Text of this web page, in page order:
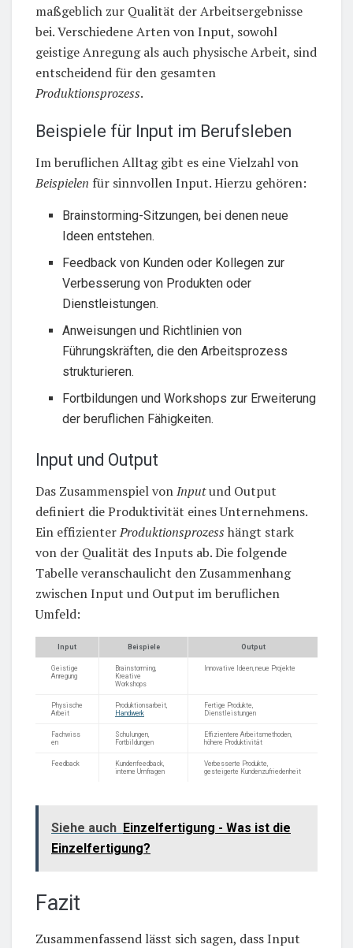
maßgeblich zur Qualität der Arbeitsergebnisse
bei. Verschiedene Arten von Input, sowohl
geistige Anregung als auch physische Arbeit, sind
entscheidend für den gesamten
Produktionsprozess.
Beispiele für Input im Berufsleben
Im beruflichen Alltag gibt es eine Vielzahl von
Beispielen für sinnvollen Input. Hierzu gehören:
Brainstorming-Sitzungen, bei denen neue
Ideen entstehen.
Feedback von Kunden oder Kollegen zur
Verbesserung von Produkten oder
Dienstleistungen.
Anweisungen und Richtlinien von
Führungskräften, die den Arbeitsprozess
strukturieren.
Fortbildungen und Workshops zur Erweiterung
der beruflichen Fähigkeiten.
Input und Output
Das Zusammenspiel vonInputund Output
definiert die Produktivität eines Unternehmens.
Ein effizienterProduktionsprozess hängt stark
von der Qualität des Inputs ab. Die folgende
Tabelle veranschaulicht den Zusammenhang
zwischen Input und Output im beruflichen
Umfeld:
Input Beispiele Output
Geistige
Anregung
Brainstorming,
Kreative
Workshops
Innovative Ideen, neue Projekte
Physische
Arbeit
Produktionsarbeit,
Handwerk
Fertige Produkte,
Dienstleistungen
Fachwiss
en
Schulungen,
Fortbildungen
Effizientere Arbeitsmethoden,
höhere Produktivität
Feedback
Kundenfeedback,
interne Umfragen
Verbesserte Produkte,
gesteigerte Kundenzufriedenheit
Siehe auch Einzelfertigung - Was ist die
Einzelfertigung?
Fazit
Zusammenfassend lässt sich sagen, dass Input